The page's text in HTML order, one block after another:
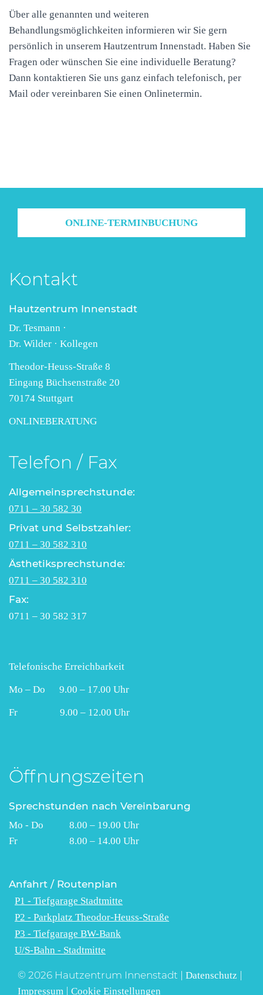
Über alle genannten und weiteren
Behandlungsmöglichkeiten informieren wir Sie gern
persönlich in unserem Hautzentrum Innenstadt. Haben Sie
Fragen oder wünschen Sie eine individuelle Beratung?
Dann kontaktieren Sie uns ganz einfach telefonisch, per
Mail oder vereinbaren Sie einen Onlinetermin.
ONLINE-TERMINBUCHUNG
Kontakt
Hautzentrum Innenstadt
Dr. Tesmann ·
Dr. Wilder · Kollegen
Theodor-Heuss-Straße 8
Eingang Büchsenstraße 20
70174 Stuttgart
ONLINEBERATUNG
Telefon / Fax
Allgemeinsprechstunde:
0711 – 30 582 30
Privat und Selbstzahler:
0711 – 30 582 310
Ästhetiksprechstunde:
0711 – 30 582 310
Fax:
0711 – 30 582 317
Telefonische Erreichbarkeit
Mo – Do 9.00 – 17.00 Uhr
Fr 9.00 – 12.00 Uhr
Öffnungszeiten
Sprechstunden nach Vereinbarung
Mo - Do 8.00 – 19.00 Uhr
Fr 8.00 – 14.00 Uhr
Anfahrt / Routenplan
P1 - Tiefgarage Stadtmitte
P2 - Parkplatz Theodor-Heuss-Straße
P3 - Tiefgarage BW-Bank
U/S-Bahn - Stadtmitte
© 2026 Hautzentrum Innenstadt | Datenschutz
Impressum Cookie Einstellungen